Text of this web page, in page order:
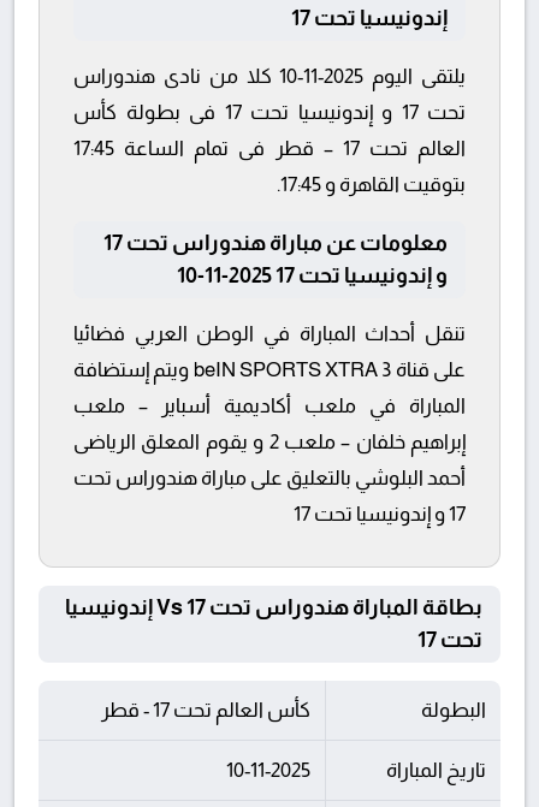
إندونيسيا تحت 17
يلتقى اليوم 2025-11-10 كلا من نادى هندوراس
تحت 17 و إندونيسيا تحت 17 فى بطولة كأس
العالم تحت 17 – قطر فى تمام الساعة 17:45
بتوقيت القاهرة و 17:45.
معلومات عن مباراة هندوراس تحت 17
و إندونيسيا تحت 17 2025-11-10
تنقل أحداث المباراة في الوطن العربي فضائيا
على قناة beIN SPORTS XTRA 3 ويتم إستضافة
المباراة في ملعب أكاديمية أسباير – ملعب
إبراهيم خلفان – ملعب 2 و يقوم المعلق الرياضى
أحمد البلوشي بالتعليق على مباراة هندوراس تحت
17 و إندونيسيا تحت 17
بطاقة المباراة هندوراس تحت 17 Vs إندونيسيا
تحت 17
البطولة كأس العالم تحت 17 - قطر
تاريخ المباراة 10-11-2025